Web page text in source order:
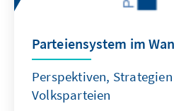
Parteiensystem im
Perspektiven,
Volksparteien